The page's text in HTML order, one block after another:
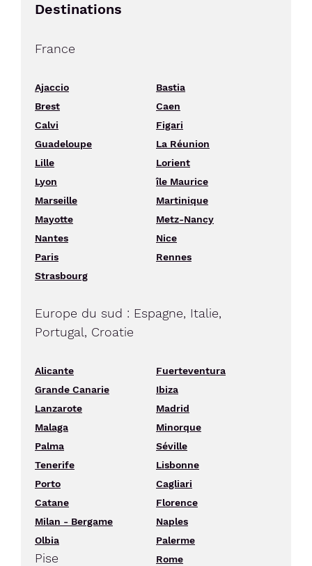
Destinations
France
Ajaccio
Bastia
Brest
Caen
Calvi
Figari
Guadeloupe
La Réunion
Lille
Lorient
Lyon
île Maurice
Marseille
Martinique
Mayotte
Metz-Nancy
Nantes
Nice
Paris
Rennes
Strasbourg
Europe du sud : Espagne, Italie,
Portugal, Croatie
Alicante
Fuerteventura
Grande Canarie
Ibiza
Lanzarote
Madrid
Malaga
Minorque
Palma
Séville
Tenerife
Lisbonne
Porto
Cagliari
Catane
Florence
Milan - Bergame
Naples
Olbia
Palerme
Pise
Rome